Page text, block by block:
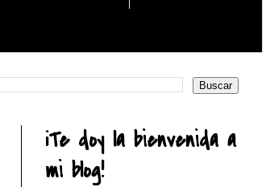
¡Te doy la bienvenida a
mi blog!